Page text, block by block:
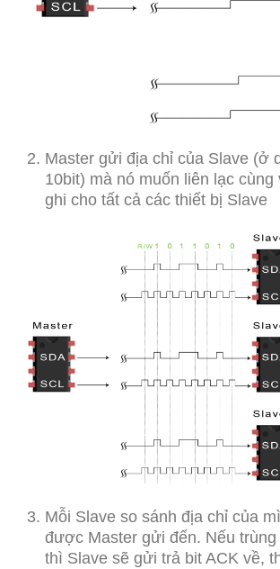
Master gửi địa chỉ của Slave (ở
10bit) mà nó muốn liên lạc cùng
ghi cho tất cả các thiết bị Slave
Mỗi Slave so sánh địa chỉ của
được Master gửi đến. Nếu
thì Slave sẽ gửi trả bit ACK về,